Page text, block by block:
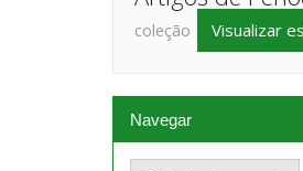
coleção
Visualizar
Navegar